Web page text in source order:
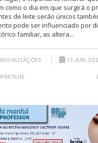
como o dia em que surgirá o
de leite serão únicos
pode ser influenciado por
familiar, as altera...
13 JUN,